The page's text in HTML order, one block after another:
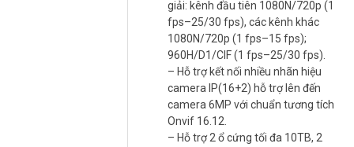
– Hỗ trợ truyền tải âm thanh, báo động qua cáp đồng trục.
– Thiết kế nút reset cứng trên mainboard.
Vuhoangtelecom cam kết cung cấpđầu ghi hình HDCVI DAHUA
rẻ, chất lượng tốt nhất toàn quốc. Cùng với đội ngũ kỹ thuật và tư
vấn bán hàng chuyên nghiệp sẽ mang tới cho quý khách những giải
giải: kênh đầu tiên 1080N/720p (1
fps–25/30 fps), các kênh khác
1080N/720p (1 fps–15 fps);
960H/D1/CIF (1 fps–25/30 fps).
– Hỗ trợ kết nối nhiều nhãn hiệu
camera IP(16+2) hỗ trợ lên đến
camera 6MP với chuẩn tương tích
Onvif 16.12.
– Hỗ trợ 2 ổ cứng tối đa 10TB, 2